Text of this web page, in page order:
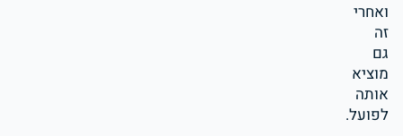
ואחרי
זה
גם
מוציא
אותה
לפועל.